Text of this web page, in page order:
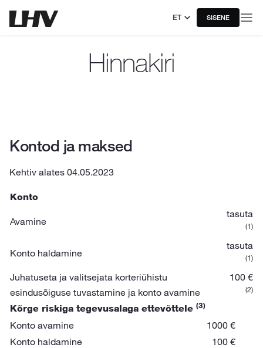
ET SISENE
Hinnakiri
Kontod ja maksed
Kehtiv alates 04.05.2023
Konto
Avamine
tasuta
(1)
Konto haldamine
tasuta
(1)
Juhatuseta ja valitsejata korteriühistu
esindusõiguse tuvastamine ja konto avamine
100 €
(2)
Kõrge riskiga tegevusalaga ettevõttele (3)
Konto avamine
1000 €
Konto haldamine
100 €